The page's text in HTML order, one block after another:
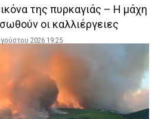
της πυρκαγιάς – Η μάχη
οι καλλιέργειες
2026 19:25